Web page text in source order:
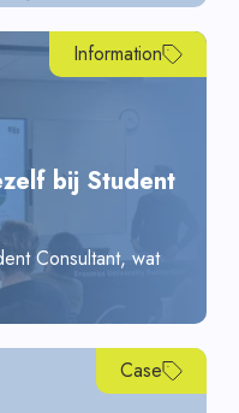
Information
bij Student
Consultant, wat
Case